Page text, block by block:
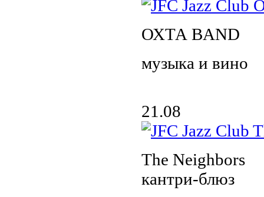
ОХТА BAND
музыка и вино
21.08
The Neighbors
кантри-блюз